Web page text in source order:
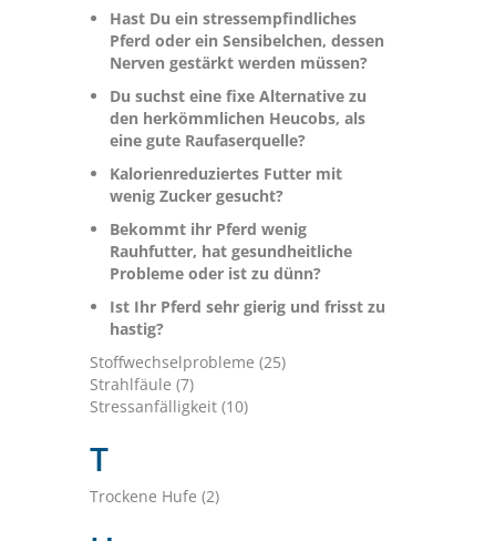
Hast Du ein stressempfindliches
Pferd oder ein Sensibelchen, dessen
Nerven gestärkt werden müssen?
Du suchst eine fixe Alternative zu
den herkömmlichen Heucobs, als
eine gute Raufaserquelle?
Kalorienreduziertes Futter mit
wenig Zucker gesucht?
Bekommt ihr Pferd wenig
Rauhfutter, hat gesundheitliche
Probleme oder ist zu dünn?
Ist Ihr Pferd sehr gierig und frisst zu
hastig?
Stoffwechselprobleme (25)
Strahlfäule (7)
Stressanfälligkeit (10)
T
Trockene Hufe (2)